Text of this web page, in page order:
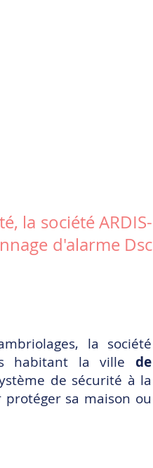
la société ARDIS-
d'alarme Dsc
la société
habitant la ville de
de sécurité à la
sa maison ou